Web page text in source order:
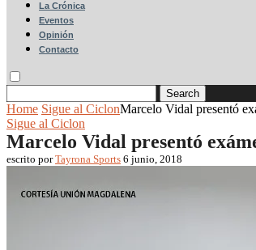
La Crónica
Eventos
Opinión
Contacto
Search
Home Sigue al CiclonMarcelo Vidal presentó
Sigue al Ciclon
Marcelo Vidal presentó
escrito porTayrona Sports 6 junio, 2018